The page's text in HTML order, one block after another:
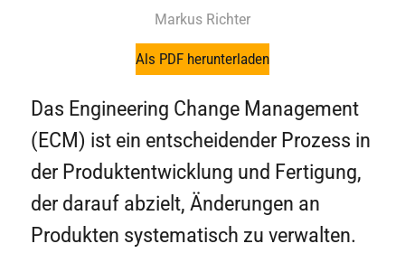
Markus Richter
Als PDF herunterladen
Das Engineering Change Management
(ECM) ist ein entscheidender Prozess in
der Produktentwicklung und Fertigung,
der darauf abzielt, Änderungen an
Produkten systematisch zu verwalten.